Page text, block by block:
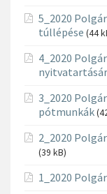
5_2020
túllépése (44
4_2020
3_2020
pótmunkák
2_2020
(39 kB)
1_2020